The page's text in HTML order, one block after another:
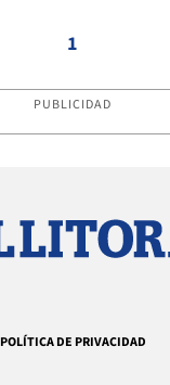
1
PUBLICIDAD
POLÍTICA DE PRIVACIDAD